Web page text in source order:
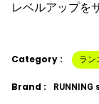
レベルアップを
Category : ラン
Brand : RUNNING